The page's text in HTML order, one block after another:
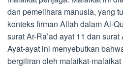
dan pemelihara manusia, yang
konteks firman Allah dalam Al-
surat Ar-Ra’ad ayat 11 dan
Ayat-ayat ini menyebutkan
bergiliran oleh malaikat-